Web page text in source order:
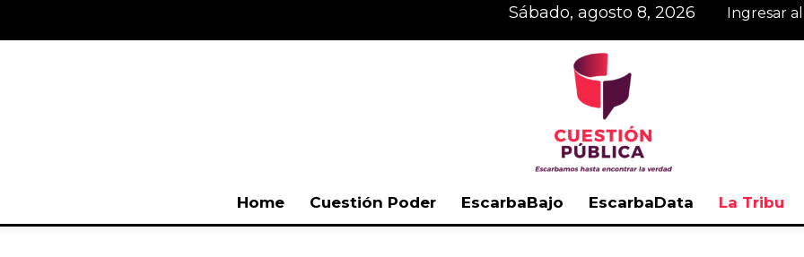
sábado, agosto 8, 2026 Ingresar
Home Cuestión Poder EscarbaBajo EscarbaData La Tribu